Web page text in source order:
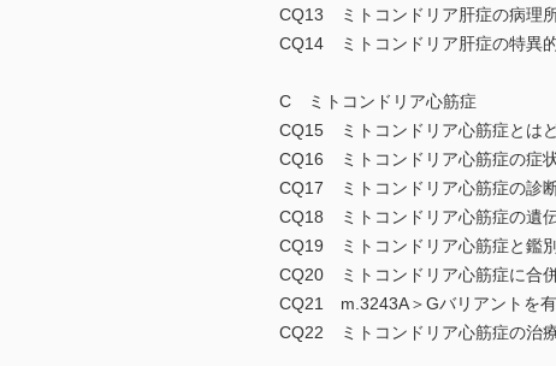
CQ13 ミトコンドリア肝症の病理
CQ14 ミトコンドリア肝症の特異
C ミトコンドリア心筋症
CQ15 ミトコンドリア心筋症とは
CQ16 ミトコンドリア心筋症の症
CQ17 ミトコンドリア心筋症の診
CQ18 ミトコンドリア心筋症の遺
CQ19 ミトコンドリア心筋症と鑑
CQ20 ミトコンドリア心筋症に合
CQ21 m.3243A＞Gバリアントを
CQ22 ミトコンドリア心筋症の治